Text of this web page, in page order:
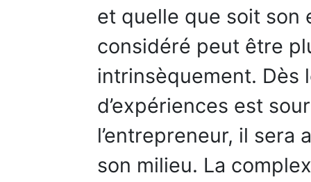
et quelle que soit son
considéré peut être
intrinsèquement. Dès
d’expériences est
l’entrepreneur, il sera
son milieu. La